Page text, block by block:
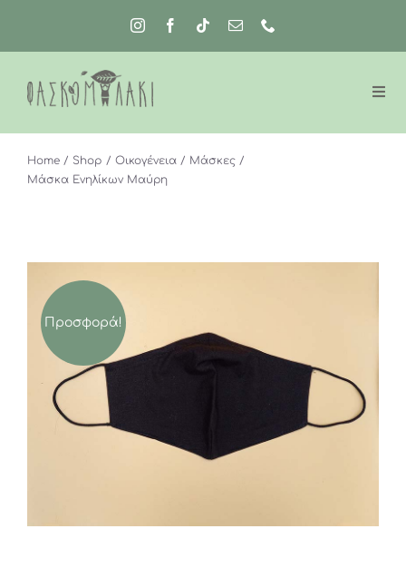
περιεχόμενο
Home Shop Οικογένεια
Μάσκες
Μάσκα Ενηλίκων Μαύρη
Προσφορά!